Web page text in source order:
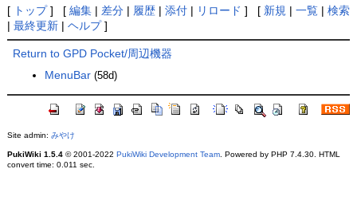
[ トップ] [ 編集| 差分| 履歴| 添付| リロード ] [ 新規 | 一覧| 検索
| 最終更新| ヘルプ]
Return to GPD Pocket/周辺機器
MenuBar (58d)
Site admin: みやけ
PukiWiki 1.5.4© 2001-2022 PukiWiki Development Team. Powered by PHP 7.4.30. HTML
convert time: 0.011 sec.